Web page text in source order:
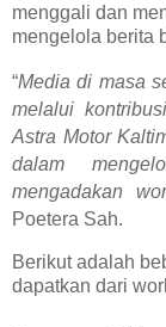
menggali dan
mengelola berita
“Media di masa
melalui
Astra Motor
dalam
mengadakan
Poetera Sah.
Berikut adalah
dapatkan dari